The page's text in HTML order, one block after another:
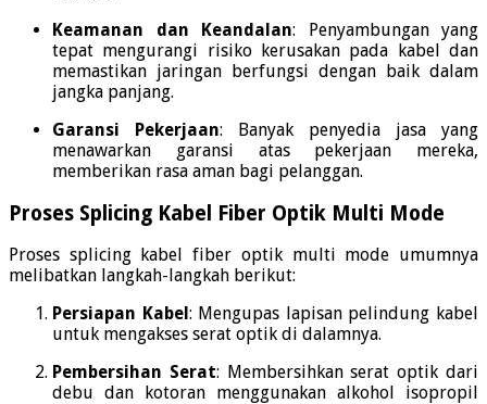
Keamanan dan Keandalan: Penyambungan yang
tepat mengurangi risiko kerusakan pada kabel dan
memastikan jaringan berfungsi dengan baik dalam
jangka panjang.
Garansi Pekerjaan: Banyak penyedia jasa yang
menawarkan garansi atas pekerjaan mereka,
memberikan rasa aman bagi pelanggan.
Proses Splicing Kabel Fiber Optik Multi Mode
Proses splicing kabel fiber optik multi mode umumnya
melibatkan langkah-langkah berikut:
Persiapan Kabel : Mengupas lapisan pelindung kabel
untuk mengakses serat optik di dalamnya.
Pembersihan Serat: Membersihkan serat optik dari
debu dan kotoran menggunakan alkohol isopropil